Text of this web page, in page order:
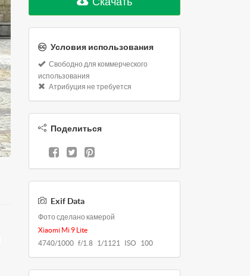
Условия использования
Свободно для коммерческого
использования
Атрибуция не требуется
Поделиться
Exif Data
Фото сделано камерой
Xiaomi Mi 9 Lite
4740/1000 f/1.8 1/1121 ISO 100